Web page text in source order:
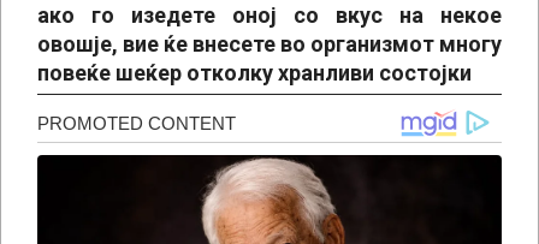
ако го изедете оној со вкус на некое
овошје, вие ќе внесете во организмот многу
повеќе шеќер отколку хранливи состојки